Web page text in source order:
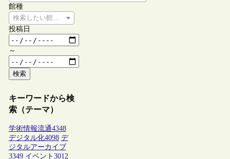
館種
検索したい館種を選択してください
投稿日
～
検索
キーワードから検
索（テーマ）
学術情報流通4348
デジタル化4098 デ
ジタルアーカイブ
3349 イベント 3012